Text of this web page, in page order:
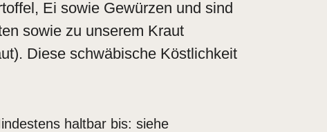
Ei sowie Gewürzen und sind
sowie zu unserem Kraut
Diese schwäbische Köstlichkeit
haltbar bis: siehe